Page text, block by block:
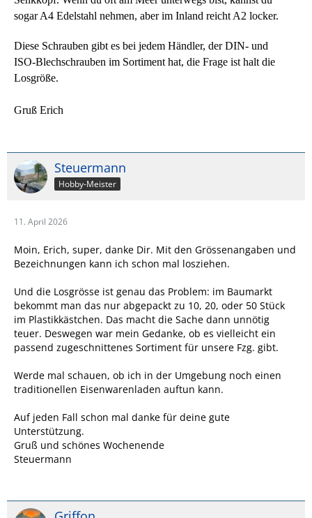
sogar A4 Edelstahl nehmen, aber im Inland reicht A2 locker.
Diese Schrauben gibt es bei jedem Händler, der DIN‑ und
ISO‑Blechschrauben im Sortiment hat, die Frage ist halt die
Losgröße.
Gruß Erich
Steuermann
Hobby-Meister
11. April 2026
Moin, Erich, super, danke Dir. Mit den Grössenangaben und
Bezeichnungen kann ich schon mal losziehen.
Und die Losgrösse ist genau das Problem: im Baumarkt
bekommt man das nur abgepackt zu 10, 20, oder 50 Stück
im Plastikkästchen. Das macht die Sache dann unnötig
teuer. Deswegen war mein Gedanke, ob es vielleicht ein
passend zugeschnittenes Sortiment für unsere Fzg. gibt.
Werde mal schauen, ob ich in der Umgebung noch einen
traditionellen Eisenwarenladen auftun kann.
Auf jeden Fall schon mal danke für deine gute
Unterstützung.
Gruß und schönes Wochenende
Steuermann